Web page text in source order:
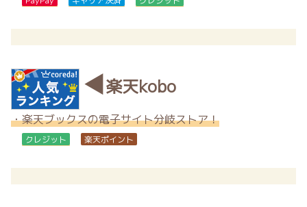
◀楽天kobo
・楽天ブックスの電子サイト分岐ストア！
クレジット 楽天ポイント